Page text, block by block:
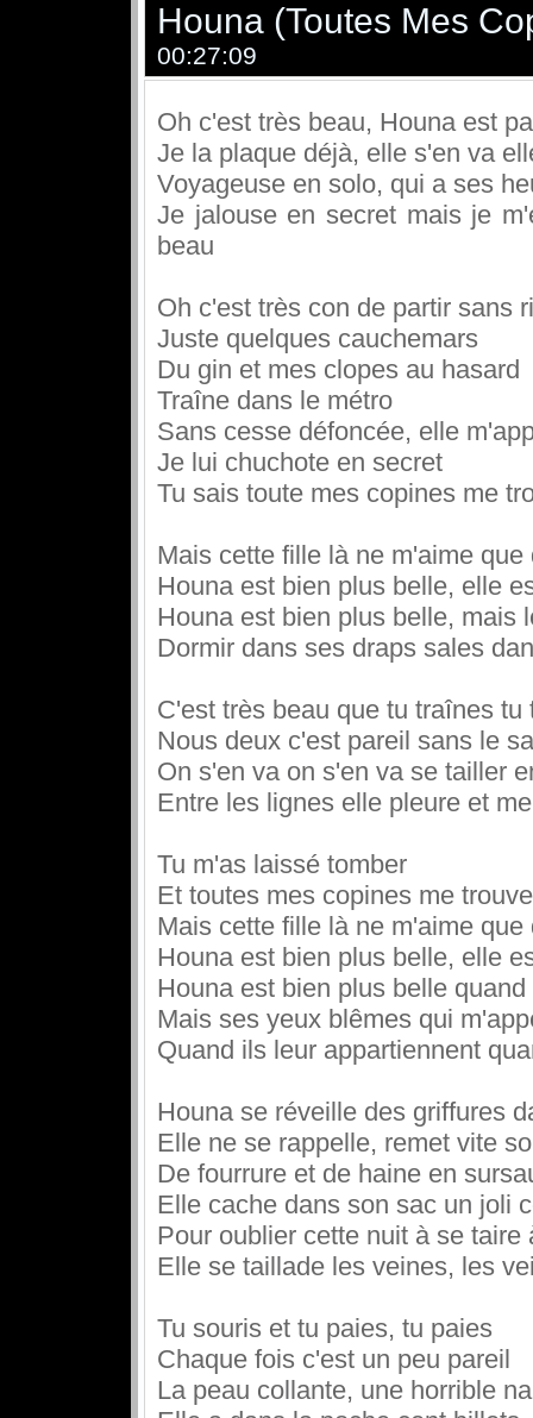
Houna (Toutes Mes
00:27:09
Oh c'est très beau, Houna est
Je la plaque déjà, elle s'en va
Voyageuse en solo, qui a ses
Je jalouse en secret mais je
beau
Oh c'est très con de partir sans
Juste quelques cauchemars
Du gin et mes clopes au hasard
Traîne dans le métro
Sans cesse défoncée, elle
Je lui chuchote en secret
Tu sais toute mes copines me
Mais cette fille là ne m'aime
Houna est bien plus belle, elle
Houna est bien plus belle, mais
Dormir dans ses draps sales
C'est très beau que tu traînes
Nous deux c'est pareil sans le
On s'en va on s'en va se tailler
Entre les lignes elle pleure et
Tu m'as laissé tomber
Et toutes mes copines me
Mais cette fille là ne m'aime
Houna est bien plus belle, elle
Houna est bien plus belle
Mais ses yeux blêmes qui
Quand ils leur appartiennent
Houna se réveille des griffures
Elle ne se rappelle, remet vite
De fourrure et de haine en
Elle cache dans son sac un joli
Pour oublier cette nuit à se taire
Elle se taillade les veines, les
Tu souris et tu paies, tu paies
Chaque fois c'est un peu pareil
La peau collante, une horrible